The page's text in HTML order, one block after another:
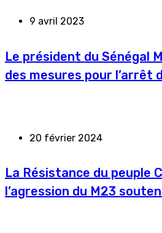
9 avril 2023
Le président du Sénégal
des mesures pour l’arrêt
20 février 2024
La Résistance du peuple
l’agression du M23